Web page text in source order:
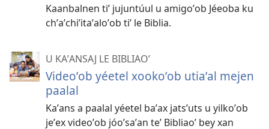
Kaanbalnen tiʼ jujuntúul u amigoʼob Jéeoba ku
chʼaʼchiʼitaʼaloʼob tiʼ le Biblia.
U KAʼANSAJ LE BIBLIAOʼ
Videoʼob yéetel xookoʼob utiaʼal mejen
paalal
Kaʼans a paalal yéetel baʼax jatsʼuts u yilkoʼob
jeʼex videoʼob jóoʼsaʼan teʼ Bibliaoʼ bey xan